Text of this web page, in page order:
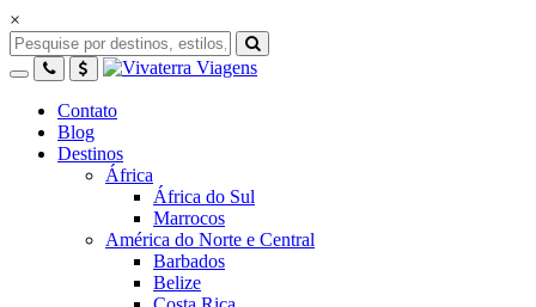
×
Contato
Blog
Destinos
África
África do Sul
Marrocos
América do Norte e Central
Barbados
Belize